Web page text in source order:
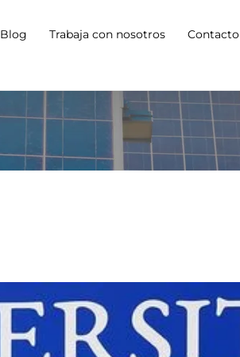
Blog Trabaja con nosotros Contacto